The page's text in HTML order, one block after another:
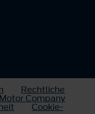
Rechtliche
Company
Cookie-